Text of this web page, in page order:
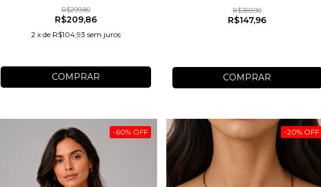
R$299,80
R$209,86
2 x de R$104,93 sem juros
COMPRAR
R$369,90
R$147,96
COMPRAR
-60% OFF -20% OFF